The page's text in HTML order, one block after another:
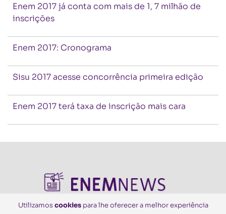
Enem 2017 já conta com mais de 1, 7 milhão de
inscrições
Enem 2017: Cronograma
Sisu 2017 acesse concorrência primeira edição
Enem 2017 terá taxa de inscrição mais cara
Utilizamoscookiespara lhe oferecer a melhor experiência